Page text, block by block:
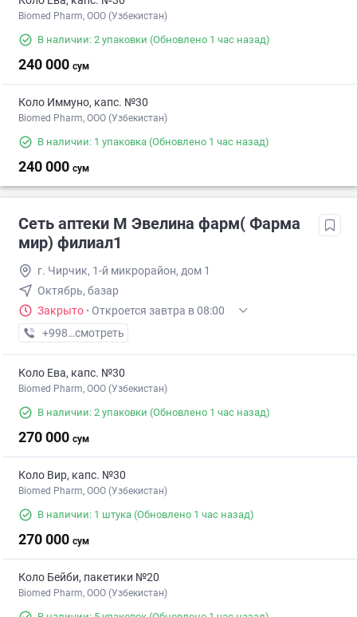
Biomed Pharm, OOO (Узбекистан)
В наличии: 2 упаковки (Обновлено 1 час назад)
240 000 сум
Коло Иммуно, капс. №30
Biomed Pharm, OOO (Узбекистан)
В наличии: 1 упаковка (Обновлено 1 час назад)
240 000 сум
Сеть аптеки М Эвелина фарм( Фарма
мир) филиал1
г. Чирчик, 1-й микрорайон, дом 1
Октябрь, базар
Закрыто · Откроется завтра в 08:00
+998 (95) XXX-XX-XX
смотреть
Коло Ева, капс. №30
Biomed Pharm, OOO (Узбекистан)
В наличии: 2 упаковки (Обновлено 1 час назад)
270 000 сум
Коло Вир, капс. №30
Biomed Pharm, OOO (Узбекистан)
В наличии: 1 штука (Обновлено 1 час назад)
270 000 сум
Коло Бейби, пакетики №20
Biomed Pharm, OOO (Узбекистан)